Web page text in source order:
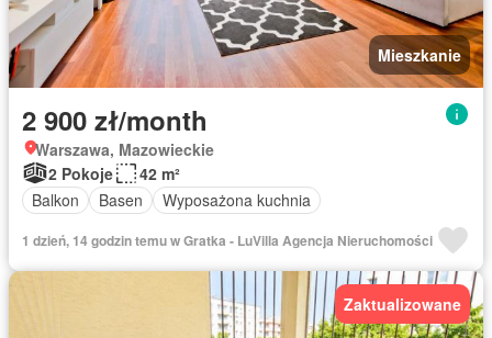
Mieszkanie
2 900 zł/month
Warszawa, Mazowieckie
2 Pokoje
42 m²
Balkon
Basen Wyposażona kuchnia
1 dzień, 14 godzin temu w Gratka - LuVilla Agencja Nieruchomości
Zaktualizowane